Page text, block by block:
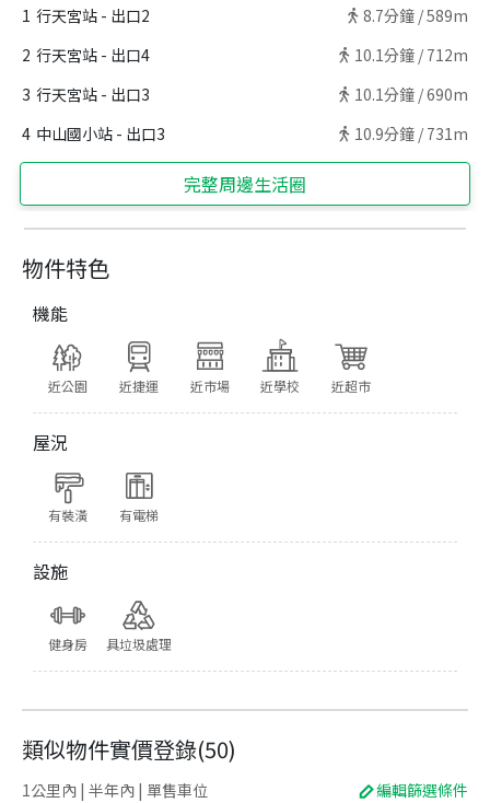
物件特色
機能
近公園 近捷運 近市場 近學校 近超市
屋況
有裝潢 有電梯
設施
健身房 具垃圾處理
1 行天宮站 - 出口2 8.7分鐘 /589m
2 行天宮站 - 出口4 10.1分鐘 / 712m
3 行天宮站 - 出口3 10.1分鐘 /690m
4 中山國小站 - 出口3 10.9分鐘 / 731m
完整周邊生活圈
類似物件實價登錄(50)
1公里內 | 半年內 | 單售車位 編輯篩選條件